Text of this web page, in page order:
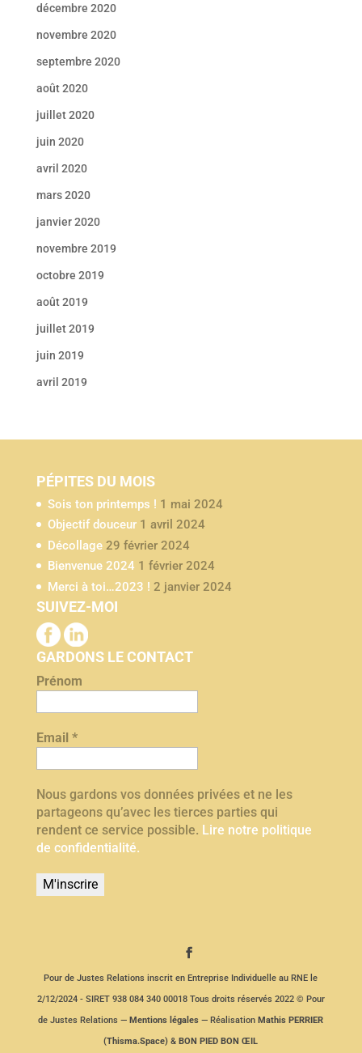
décembre 2020
novembre 2020
septembre 2020
août 2020
juillet 2020
juin 2020
avril 2020
mars 2020
janvier 2020
novembre 2019
octobre 2019
août 2019
juillet 2019
juin 2019
avril 2019
PÉPITES DU MOIS
Sois ton printemps ! 1 mai 2024
Objectif douceur 1 avril 2024
Décollage 29 février 2024
Bienvenue 2024 1 février 2024
Merci à toi…2023 ! 2 janvier 2024
SUIVEZ-MOI
GARDONS LE CONTACT
Prénom
Email *
Nous gardons vos données privées et ne les
partageons qu’avec les tierces parties qui
rendent ce service possible. Lire notre politique
de confidentialité.
Pour de Justes Relations inscrit en Entreprise Individuelle au RNE le
2/12/2024 - SIRET 938 084 340 00018 Tous droits réservés 2022 © Pour
de Justes Relations — Mentions légales — Réalisation Mathis PERRIER
(Thisma.Space) & BON PIED BON ŒIL